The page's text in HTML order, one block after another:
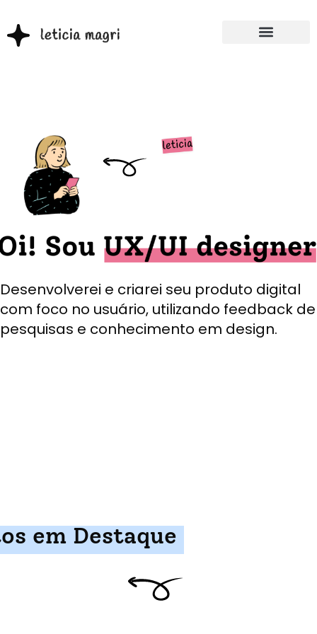
Desenvolverei e criarei seu produto digital
com foco no usuário, utilizando feedback de
pesquisas e conhecimento em design.
em Destaque